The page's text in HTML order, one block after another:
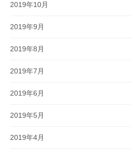
2019年10月
2019年9月
2019年8月
2019年7月
2019年6月
2019年5月
2019年4月